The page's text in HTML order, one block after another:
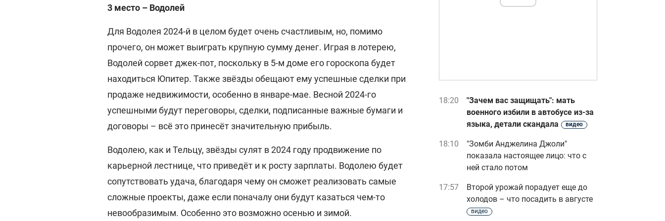
3 место – Водолей
Для Водолея 2024-й в целом будет очень счастливым, но, помимо
прочего, он может выиграть крупную сумму денег. Играя в лотерею,
Водолей сорвет джек-пот, поскольку в 5-м доме его гороскопа будет
находиться Юпитер. Также звёзды обещают ему успешные сделки при
продаже недвижимости, особенно в январе-мае. Весной 2024-го
успешными будут переговоры, сделки, подписанные важные бумаги и
договоры – всё это принесёт значительную прибыль.
Водолею, как и Тельцу, звёзды сулят в 2024 году продвижение по
карьерной лестнице, что приведёт и к росту зарплаты. Водолею будет
сопутствовать удача, благодаря чему он сможет реализовать самые
сложные проекты, даже если поначалу они будут казаться чем-то
невообразимым. Особенно это возможно осенью и зимой.
18:20
"Зачем вас защищать": мать
военного избили в автобусе из-за
языка, детали скандала
видео
18:10
"Зомби Анджелина Джоли"
показала настоящее лицо: что с
ней стало потом
17:57
Второй урожай порадует еще до
холодов – что посадить в августе
видео